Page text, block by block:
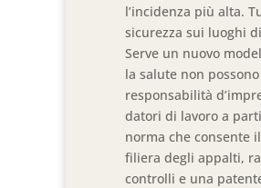
l’incidenza più alta.
sicurezza sui luoghi
Serve un nuovo
la salute non
responsabilità
datori di lavoro a
norma che consente
filiera degli appalti,
controlli e una